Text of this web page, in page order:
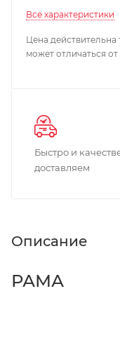
Все характеристики
Цена действительна
может отличаться
Быстро и
доставляем
Описание
РАМА